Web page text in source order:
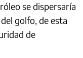
se dispersaría
golfo, de esta
de